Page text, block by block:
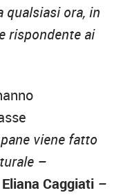
qualsiasi ora, in
rispondente ai
viene fatto
–
Caggiati –